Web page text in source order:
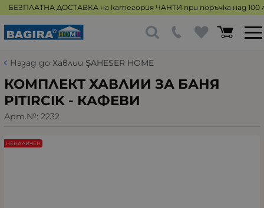
БЕЗПЛАТНА ДОСТАВКА на категория ЧАНТИ при поръчка над 100
Назад до Хавлии ŞAHESER HOME
КОМПЛЕКТ ХАВЛИИ ЗА БАНЯ
PITIRCIK - КАФЕВИ
Арт.№: 2232
НЕНАЛИЧЕН